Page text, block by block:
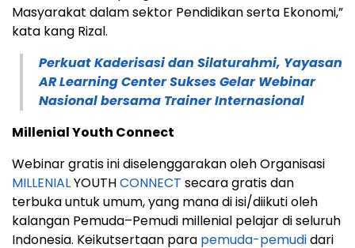
Masyarakat dalam sektor Pendidikan serta Ekonomi,”
kata kang Rizal.
Perkuat Kaderisasi dan Silaturahmi, Yayasan
AR Learning Center Sukses Gelar Webinar
Nasional bersama Trainer Internasional
Millenial Youth Connect
Webinar gratis ini diselenggarakan oleh Organisasi
MILLENIALYOUTHCONNECT secara gratis dan
terbuka untuk umum, yang mana di isi/diikuti oleh
kalangan Pemuda–Pemudi millenial pelajar di seluruh
Indonesia. Keikutsertaan para pemuda-pemudidari